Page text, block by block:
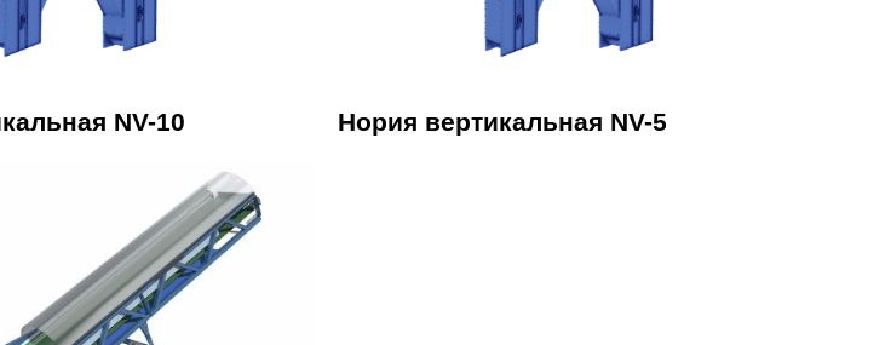
NV-10 Нория вертикальная NV-5